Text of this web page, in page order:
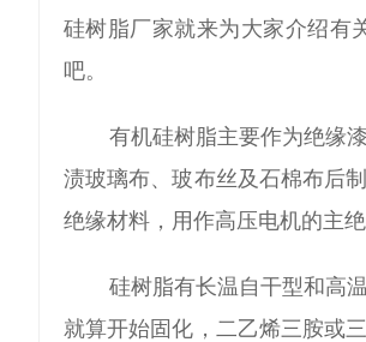
硅树脂厂家就来为大家介绍有
吧。
有机硅树脂主要作为绝缘
渍玻璃布、玻布丝及石棉布后
绝缘材料，用作高压电机的主绝
硅树脂有长温自干型和高
就算开始固化，二乙烯三胺或